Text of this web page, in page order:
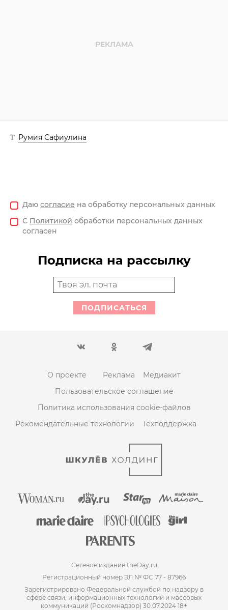
Румия Сафиулина
Даю согласие на обработку персональных данных
С Политикой обработки персональных данных
согласен
Подписка на рассылку
ПОДПИСАТЬСЯ
О проекте Реклама
Медиакит
Пользовательское соглашение
Политика использования cookie-файлов
Рекомендательные технологии
Техподдержка
Сетевое издание theDay.ru
Регистрационный номер ЭЛ № ФС 77 - 87966
Зарегистрировано Федеральной службой по надзору в
сфере связи, информационных технологий и массовых
коммуникаций (Роскомнадзор) 30.07.2024 18+